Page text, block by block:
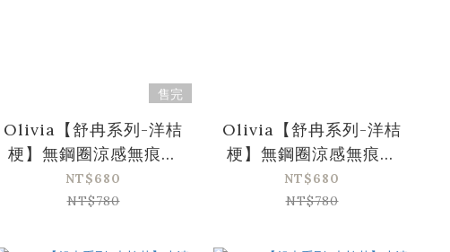
售完
Olivia【舒冉系列-洋桔
梗】無鋼圈涼感無痕緹
花包覆內衣-奶油膚
NT$680
NT$780
Olivia【舒冉系列-洋桔
梗】無鋼圈涼感無痕緹
花包覆內衣-素雅黑
NT$680
NT$780